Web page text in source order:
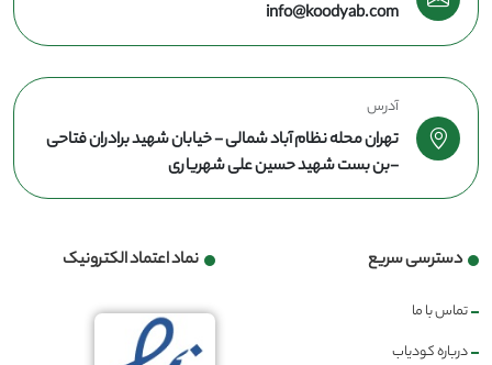
info@koodyab.com
آدرس
تهران محله نظام آباد شمالی - خیابان شهید برادران فتاحی
-بن بست شهید حسین علی شهریاری
دسترسی سریع
تماس با ما
درباره کودیاب
نماد اعتماد الکترونیک